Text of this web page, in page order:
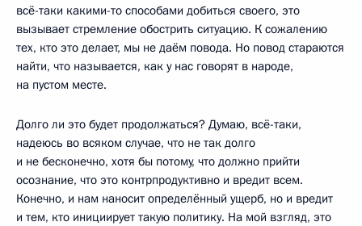
всё-таки какими-то способами добиться своего, это
вызывает стремление обострить ситуацию. К сожалению
тех, кто это делает, мы не даём повода. Но повод стараются
найти, что называется, как у нас говорят в народе,
на пустом месте.
Долго ли это будет продолжаться? Думаю, всё-таки,
надеюсь во всяком случае, что не так долго
и не бесконечно, хотя бы потому, что должно прийти
осознание, что это контрпродуктивно и вредит всем.
Конечно, и нам наносит определённый ущерб, но и вредит
и тем, кто инициирует такую политику. На мой взгляд, это